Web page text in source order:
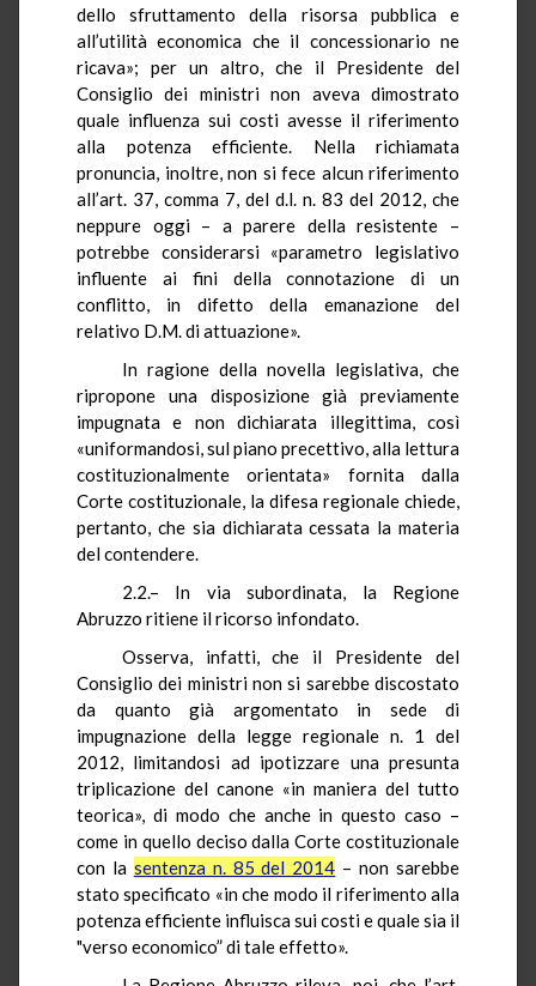
dello sfruttamento della risorsa pubblica e
all’utilità economica che il concessionario ne
ricava»; per un altro, che il Presidente del
Consiglio dei ministri non aveva dimostrato
quale influenza sui costi avesse il riferimento
alla potenza efficiente. Nella richiamata
pronuncia, inoltre, non si fece alcun riferimento
all’art. 37, comma 7, del d.l. n. 83 del 2012, che
neppure oggi – a parere della resistente –
potrebbe considerarsi «parametro legislativo
influente ai fini della connotazione di un
conflitto, in difetto della emanazione del
relativo D.M. di attuazione».
In ragione della novella legislativa, che
ripropone una disposizione già previamente
impugnata e non dichiarata illegittima, così
«uniformandosi, sul piano precettivo, alla lettura
costituzionalmente orientata» fornita dalla
Corte costituzionale, la difesa regionale chiede,
pertanto, che sia dichiarata cessata la materia
del contendere.
2.2.– In via subordinata, la Regione
Abruzzo ritiene il ricorso infondato.
Osserva, infatti, che il Presidente del
Consiglio dei ministri non si sarebbe discostato
da quanto già argomentato in sede di
impugnazione della legge regionale n. 1 del
2012, limitandosi ad ipotizzare una presunta
triplicazione del canone «in maniera del tutto
teorica», di modo che anche in questo caso –
come in quello deciso dalla Corte costituzionale
con la sentenza n. 85 del 2014 – non sarebbe
stato specificato «in che modo il riferimento alla
potenza efficiente influisca sui costi e quale sia il
"verso economico” di tale effetto».